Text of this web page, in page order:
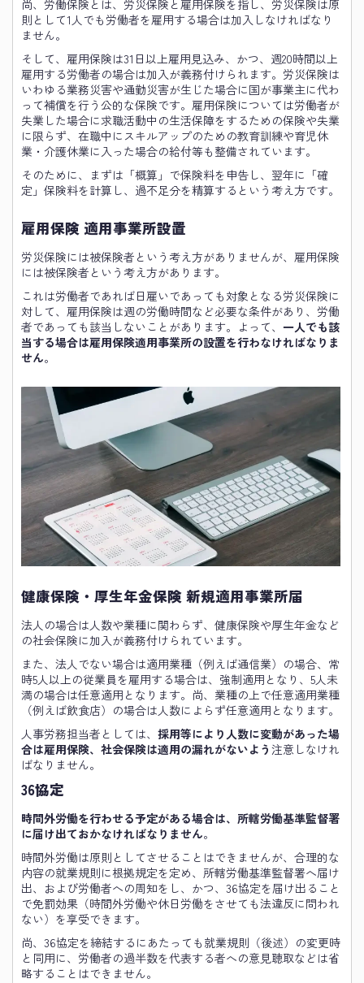
尚、労働保険とは、労災保険と雇用保険を指し、労災保険は原
則として1人でも労働者を雇用する場合は加入しなければなり
ません。
そして、雇用保険は31日以上雇用見込み、かつ、週20時間以上
雇用する労働者の場合は加入が義務付けられます。労災保険は
いわゆる業務災害や通勤災害が生じた場合に国が事業主に代わ
って補償を行う公的な保険です。雇用保険については労働者が
失業した場合に求職活動中の生活保障をするための保険や失業
に限らず、在職中にスキルアップのための教育訓練や育児休
業・介護休業に入った場合の給付等も整備されています。
そのために、まずは「概算」で保険料を申告し、翌年に「確
定」保険料を計算し、過不足分を精算するという考え方です。
雇用保険 適用事業所設置
労災保険には被保険者という考え方がありませんが、雇用保険
には被保険者という考え方があります。
これは労働者であれば日雇いであっても対象となる労災保険に
対して、雇用保険は週の労働時間など必要な条件があり、労働
者であっても該当しないことがあります。よって、 一人でも該
当する場合は雇用保険適用事業所の設置を行わなければなりま
せん。
健康保険・厚生年金保険 新規適用事業所届
法人の場合は人数や業種に関わらず、健康保険や厚生年金など
の社会保険に加入が義務付けられています。
また、法人でない場合は適用業種（例えば通信業）の場合、常
時5人以上の従業員を雇用する場合は、強制適用となり、5人未
満の場合は任意適用となります。尚、業種の上で任意適用業種
（例えば飲食店）の場合は人数によらず任意適用となります。
人事労務担当者としては、 採用等により人数に変動があった場
合は雇用保険、社会保険は適用の漏れがないよう 注意しなけれ
ばなりません。
36協定
時間外労働を行わせる予定がある場合は、所轄労働基準監督署
に届け出ておかなければなりません。
時間外労働は原則としてさせることはできませんが、合理的な
内容の就業規則に根拠規定を定め、所轄労働基準監督署へ届け
出、および労働者への周知をし、かつ、36協定を届け出ること
で免罰効果（時間外労働や休日労働をさせても法違反に問われ
ない）を享受できます。
尚、36協定を締結するにあたっても就業規則（後述）の変更時
と同用に、労働者の過半数を代表する者への意見聴取などは省
略することはできません。